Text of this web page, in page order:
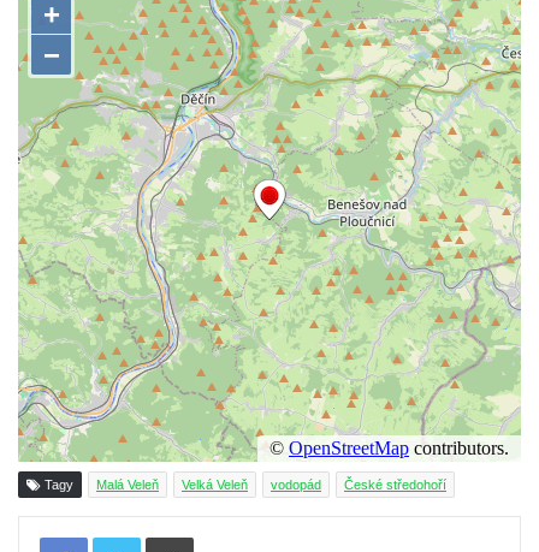
Tagy Malá Veleň Velká Veleň vodopád České středohoří
Tisknout